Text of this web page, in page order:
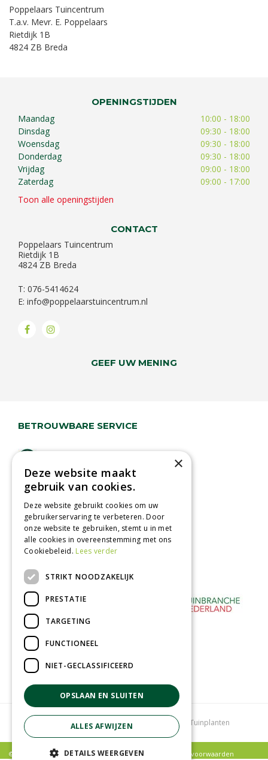
Poppelaars Tuincentrum
T.a.v. Mevr. E. Poppelaars
Rietdijk 1B
4824 ZB Breda
OPENINGSTIJDEN
Maandag
10:00 - 18:00
Dinsdag
09:30 - 18:00
Woensdag
09:30 - 18:00
Donderdag
09:30 - 18:00
Vrijdag
09:00 - 18:00
Zaterdag
09:00 - 17:00
Toon alle openingstijden
CONTACT
Poppelaars Tuincentrum
Rietdijk 1B
4824 ZB Breda
T: 076-5414624
E: info@poppelaarstuincentrum.nl
GEEF UW MENING
BETROUWBARE SERVICE
Lage verzendkosten
Vandaag besteld
binnen 2 dagen ophalen!
Afhalen in tuincentrum
Betaal veilig
met iDeal - Wero
Tuincentrum Bloemenwinkel Kamerplanten Tuinplanten
© Poppelaars Tuincentrum |Privacy policy Algemene voorwaarden
×
Deze website maakt
gebruik van cookies.
Deze website gebruikt cookies om uw
gebruikerservaring te verbeteren. Door
onze website te gebruiken, stemt u in met
alle cookies in overeenstemming met ons
Cookiebeleid. Lees verder
STRIKT NOODZAKELIJK
PRESTATIE
TARGETING
FUNCTIONEEL
NIET-GECLASSIFICEERD
OPSLAAN EN SLUITEN
ALLES AFWIJZEN
DETAILS WEERGEVEN